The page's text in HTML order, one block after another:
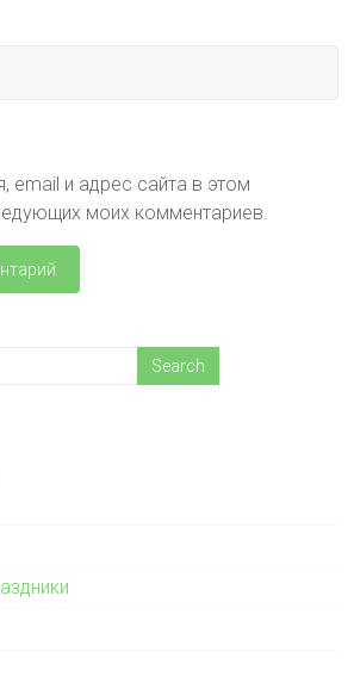
email и адрес сайта в этом
моих комментариев.